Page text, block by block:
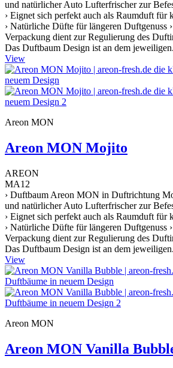
und natürlicher Auto Lufterfrischer zur
› Eignet sich perfekt auch als Raumduft für
› Natürliche Düfte für längeren Duftgenuss
Verpackung dient zur Regulierung des
Das Duftbaum Design ist an dem
View
Areon MON
Areon MON Mojito
AREON
MA12
› Duftbaum Areon MON in Duftrichtung
und natürlicher Auto Lufterfrischer zur
› Eignet sich perfekt auch als Raumduft für
› Natürliche Düfte für längeren Duftgenuss
Verpackung dient zur Regulierung des
Das Duftbaum Design ist an dem
View
Areon MON
Areon MON Vanilla